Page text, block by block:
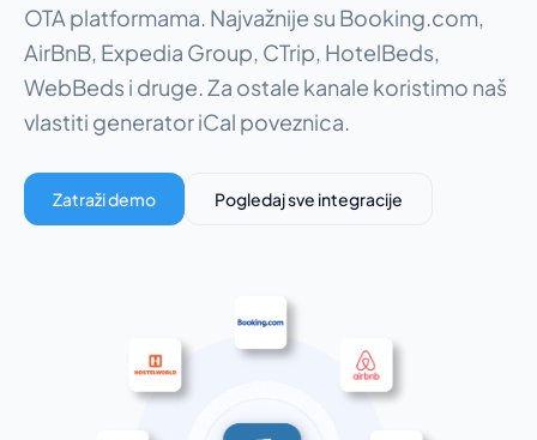
OTA platformama. Najvažnije su Booking.com,
AirBnB, Expedia Group, CTrip, HotelBeds,
WebBeds i druge. Za ostale kanale koristimo naš
vlastiti generator iCal poveznica.
Zatraži demo Pogledaj sve integracije